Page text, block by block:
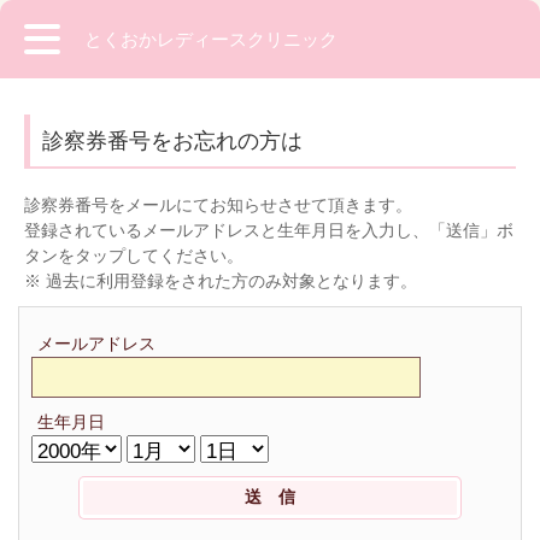
とくおかレディースクリニック
診察券番号をお忘れの方は
診察券番号をメールにてお知らせさせて頂きます。
登録されているメールアドレスと生年月日を入力し、「送信」ボ
タンをタップしてください。
※ 過去に利用登録をされた方のみ対象となります。
メールアドレス
生年月日